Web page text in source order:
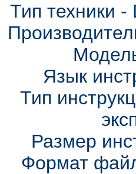
Тип техники -
Язык
Тип
Размер
Формат